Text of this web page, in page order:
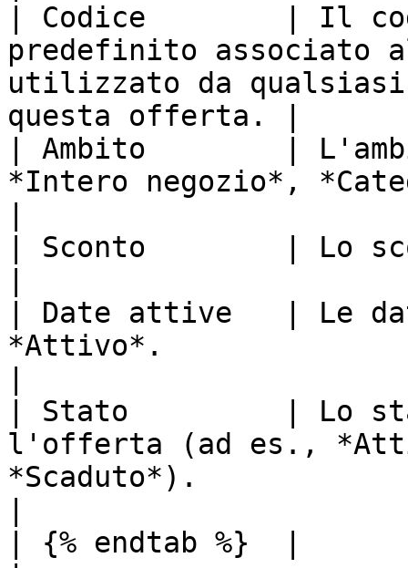
| Codice        | Il
predefinito associato
utilizzato da qualsiasi
questa offerta. |
| Ambito        |
*Intero negozio*,
| Sconto        | Lo
| Date attive   | Le
*Attivo*.
| Stato         | Lo
l'offerta (ad es.,
*Scaduto*).
| {% endtab %}  |